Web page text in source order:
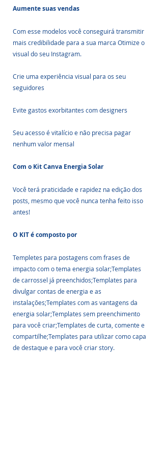
Aumente suas vendas
Com esse modelos você conseguirá transmitir
mais credibilidade para a sua marca Otimize o
visual do seu Instagram.
Crie uma experiência visual para os seu
seguidores
Evite gastos exorbitantes com designers
Seu acesso é vitalício e não precisa pagar
nenhum valor mensal
Com o Kit Canva Energia Solar
Você terá praticidade e rapidez na edição dos
posts, mesmo que você nunca tenha feito isso
antes!
O KIT é composto por
Templetes para postagens com frases de
impacto com o tema energia solar;Templates
de carrossel já preenchidos;Templates para
divulgar contas de energia e as
instalações;Templates com as vantagens da
energia solar;Templates sem preenchimento
para você criar;Templates de curta, comente e
compartilhe;Templates para utilizar como capa
de destaque e para você criar story.